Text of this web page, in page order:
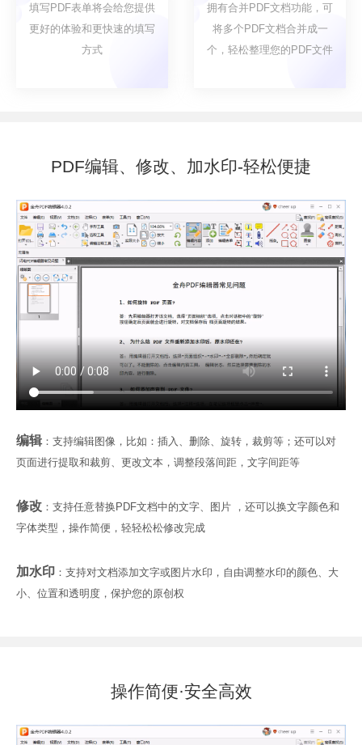
填写PDF表单将会给您提供
更好的体验和更快速的填写
方式
拥有合并PDF文档功能，可
将多个PDF文档合并成一
个，轻松整理您的PDF文件
PDF编辑、修改、加水印-轻松便捷
编辑：支持编辑图像，比如：插入、删除、旋转，裁剪等；还可以对
页面进行提取和裁剪、更改文本，调整段落间距，文字间距等
修改 ：支持任意替换PDF文档中的文字、图片 ，还可以换文字颜色和
字体类型，操作简便，轻轻松松修改完成
加水印 ：支持对文档添加文字或图片水印，自由调整水印的颜色、大
小、位置和透明度，保护您的原创权
操作简便·安全高效